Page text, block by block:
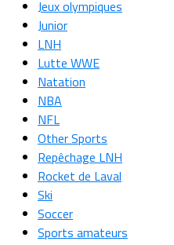
Jeux olympiques
Junior
LNH
Lutte WWE
Natation
NBA
NFL
Other Sports
Repêchage LNH
Rocket de Laval
Ski
Soccer
Sports amateurs